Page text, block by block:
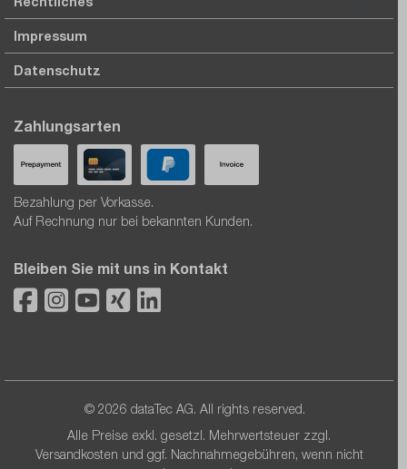
Impressum
Datenschutz
Zahlungsarten
Bezahlung per Vorkasse.
Auf Rechnung nur bei bekannten Kunden.
Bleiben Sie mit uns in Kontakt
© 2026 dataTec AG. All rights reserved.
Alle Preise exkl. gesetzl. Mehrwertsteuer zzgl.
Versandkosten und ggf. Nachnahmegebühren, wenn nicht